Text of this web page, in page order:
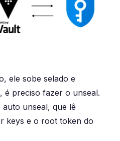
ele sobe selado e
é preciso fazer o unseal.
unseal, que lê
keys e o root token do